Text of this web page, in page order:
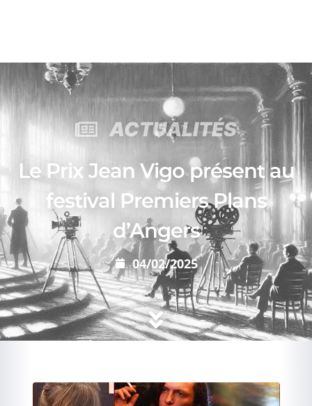
ACTUALITÉS
Le Prix Jean Vigo présent au
festival Premiers Plans
d’Angers
04/02/2025